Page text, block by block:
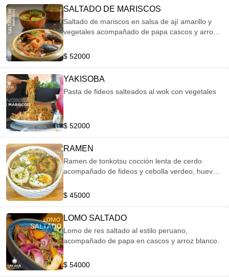
SALTADO DE MARISCOS
Saltado de mariscos en salsa de ají amarillo y
vegetales acompañado de papa cascos y arroz
$ 52000
YAKISOBA
Pasta de fideos salteados al wok con vegetales
$ 52000
RAMEN
Ramen de tonkotsu cocción lenta de cerdo
acompañado de fideos y cebolla verdeo, huevo
$ 45000
LOMO SALTADO
Lomo de res saltado al estilo peruano,
acompañado de papa en cascos y arroz blanco.
$ 54000